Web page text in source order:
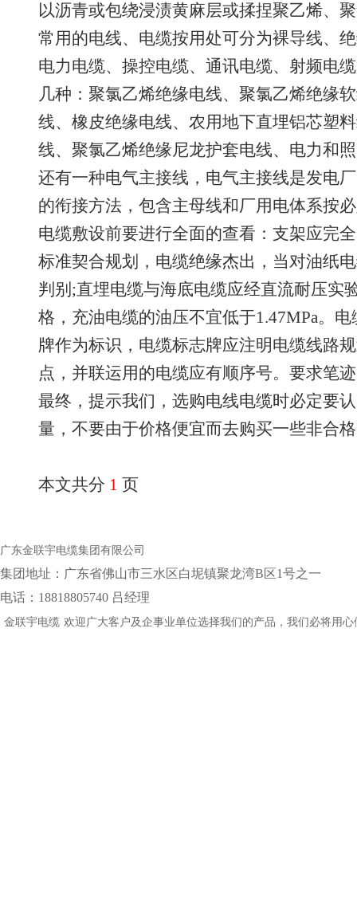
以沥青或包绕浸渍黄麻层或揉捏聚乙烯、
常用的电线、电缆按用处可分为裸导线、
电力电缆、操控电缆、通讯电缆、射频电
几种：聚氯乙烯绝缘电线、聚氯乙烯绝缘
线、橡皮绝缘电线、农用地下直埋铝芯塑
线、聚氯乙烯绝缘尼龙护套电线、电力和
还有一种电气主接线，电气主接线是发电
的衔接方法，包含主母线和厂用电体系按
电缆敷设前要进行全面的查看：支架应完
标准契合规划，电缆绝缘杰出，当对油纸
判别;直埋电缆与海底电缆应经直流耐压实
格，充油电缆的油压不宜低于1.47MPa。
牌作为标识，电缆标志牌应注明电缆线路
点，并联运用的电缆应有顺序号。要求笔
最终，提示我们，选购电线电缆时必定要
量，不要由于价格便宜而去购买一些非合
本文共分 1 页
广东金联宇电缆集团有限公司
集团地址：‌广东省佛山市三水区白坭镇聚龙湾B区1号之一
电话：18818805740 吕经理
金联宇电缆 欢迎广大客户及企事业单位选择我们的产品，我们必将用心